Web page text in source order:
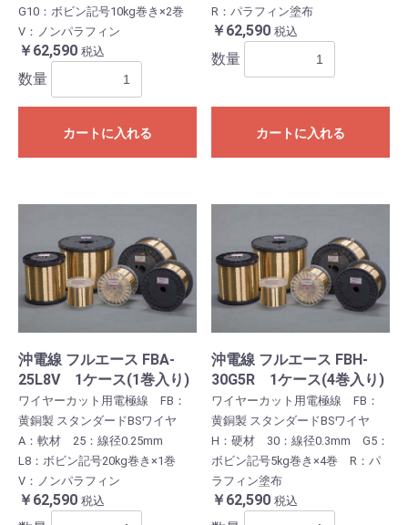
G10：ボビン記号10kg巻き×2巻
V：ノンパラフィン
￥62,590 税込
数量
カートに入れる
R：パラフィン塗布
￥62,590 税込
数量
カートに入れる
沖電線 フルエース FBA-
25L8V 1ケース(1巻入り)
ワイヤーカット用電極線 FB：
黄銅製 スタンダードBSワイヤ
A：軟材 25：線径0.25mm
L8：ボビン記号20kg巻き×1巻
V：ノンパラフィン
￥62,590 税込
沖電線 フルエース FBH-
30G5R 1ケース(4巻入り)
ワイヤーカット用電極線 FB：
黄銅製 スタンダードBSワイヤ
H：硬材 30：線径0.3mm G5：
ボビン記号5kg巻き×4巻 R：パ
ラフィン塗布
￥62,590 税込